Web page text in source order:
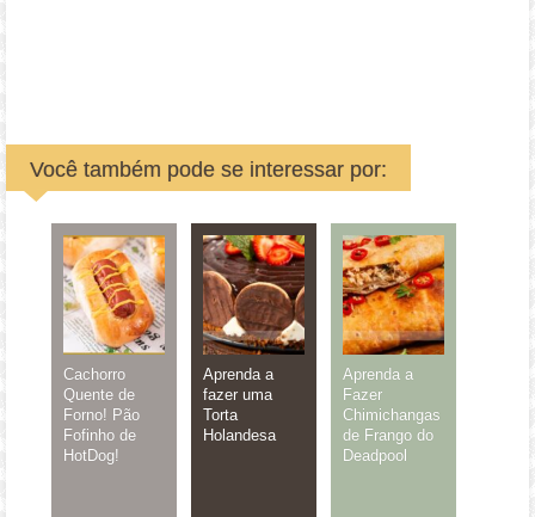
Você também pode se interessar por:
Cachorro
Quente de
Forno! Pão
Fofinho de
HotDog!
Aprenda a
fazer uma
Torta
Holandesa
Aprenda a
Fazer
Chimichangas
de Frango do
Deadpool